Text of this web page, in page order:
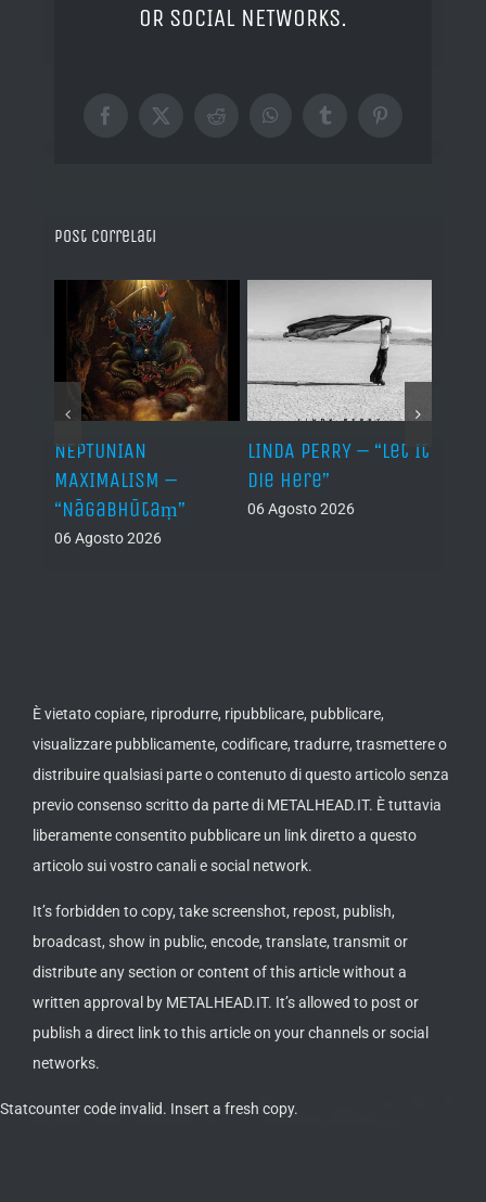
OR SOCIAL NETWORKS.
Facebook
X RedditWhatsAppTumblrPinterest
Post correlati
NEPTUNIAN
MAXIMALISM –
“Nāgabhūtaṃ”
06 Agosto 2026
LINDA PERRY – “Let It
Die Here”
06 Agosto 2026
È vietato copiare, riprodurre, ripubblicare, pubblicare,
visualizzare pubblicamente, codificare, tradurre, trasmettere o
distribuire qualsiasi parte o contenuto di questo articolo senza
previo consenso scritto da parte di METALHEAD.IT. È tuttavia
liberamente consentito pubblicare un link diretto a questo
articolo sui vostro canali e social network.
It’s forbidden to copy, take screenshot, repost, publish,
broadcast, show in public, encode, translate, transmit or
distribute any section or content of this article without a
written approval by METALHEAD.IT. It’s allowed to post or
publish a direct link to this article on your channels or social
networks.
Statcounter code invalid. Insert a fresh copy.